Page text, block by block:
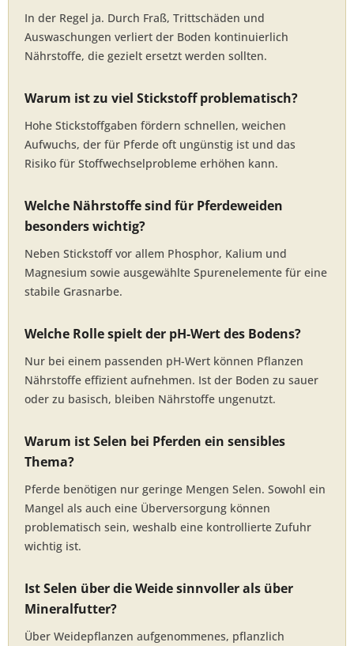
In der Regel ja. Durch Fraß, Trittschäden und
Auswaschungen verliert der Boden kontinuierlich
Nährstoffe, die gezielt ersetzt werden sollten.
Warum ist zu viel Stickstoff problematisch?
Hohe Stickstoffgaben fördern schnellen, weichen
Aufwuchs, der für Pferde oft ungünstig ist und das
Risiko für Stoffwechselprobleme erhöhen kann.
Welche Nährstoffe sind für Pferdeweiden
besonders wichtig?
Neben Stickstoff vor allem Phosphor, Kalium und
Magnesium sowie ausgewählte Spurenelemente für eine
stabile Grasnarbe.
Welche Rolle spielt der pH-Wert des Bodens?
Nur bei einem passenden pH-Wert können Pflanzen
Nährstoffe effizient aufnehmen. Ist der Boden zu sauer
oder zu basisch, bleiben Nährstoffe ungenutzt.
Warum ist Selen bei Pferden ein sensibles
Thema?
Pferde benötigen nur geringe Mengen Selen. Sowohl ein
Mangel als auch eine Überversorgung können
problematisch sein, weshalb eine kontrollierte Zufuhr
wichtig ist.
Ist Selen über die Weide sinnvoller als über
Mineralfutter?
Über Weidepflanzen aufgenommenes, pflanzlich